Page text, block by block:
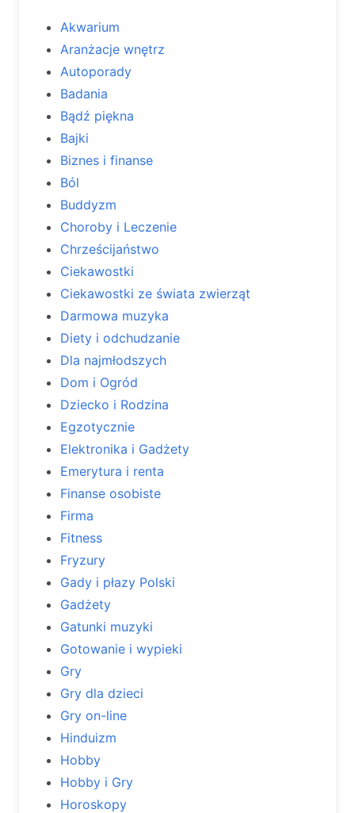
Akwarium
Aranżacje wnętrz
Autoporady
Badania
Bądź piękna
Bajki
Biznes i finanse
Ból
Buddyzm
Choroby i Leczenie
Chrześcijaństwo
Ciekawostki
Ciekawostki ze świata zwierząt
Darmowa muzyka
Diety i odchudzanie
Dla najmłodszych
Dom i Ogród
Dziecko i Rodzina
Egzotycznie
Elektronika i Gadżety
Emerytura i renta
Finanse osobiste
Firma
Fitness
Fryzury
Gady i płazy Polski
Gadżety
Gatunki muzyki
Gotowanie i wypieki
Gry
Gry dla dzieci
Gry on-line
Hinduizm
Hobby
Hobby i Gry
Horoskopy